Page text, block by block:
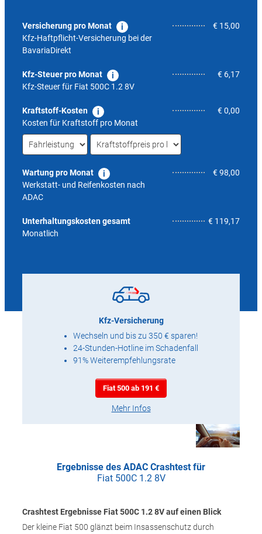
Versicherung pro Monat
Kfz-Haftpflicht-Versicherung bei der
BavariaDirekt
€ 15,00
Kfz-Steuer pro Monat
Kfz-Steuer für Fiat 500C 1.2 8V
€ 6,17
Kraftstoff-Kosten
Kosten für Kraftstoff pro Monat
€ 0,00
Wartung pro Monat
Werkstatt- und Reifenkosten nach
ADAC
€ 98,00
Unterhaltungskosten gesamt
Monatlich
€ 119,175,1
Kfz-Versicherung
Wechseln und bis zu 350 € sparen!
24-Stunden-Hotline im Schadenfall
91% Weiterempfehlungsrate
Fiat 500 ab 191 €
Mehr Infos
Ergebnisse des ADAC Crashtest für
Fiat 500C 1.2 8V
Crashtest Ergebnisse Fiat 500C 1.2 8V auf einen Blick
Der kleine Fiat 500 glänzt beim Insassenschutz durch